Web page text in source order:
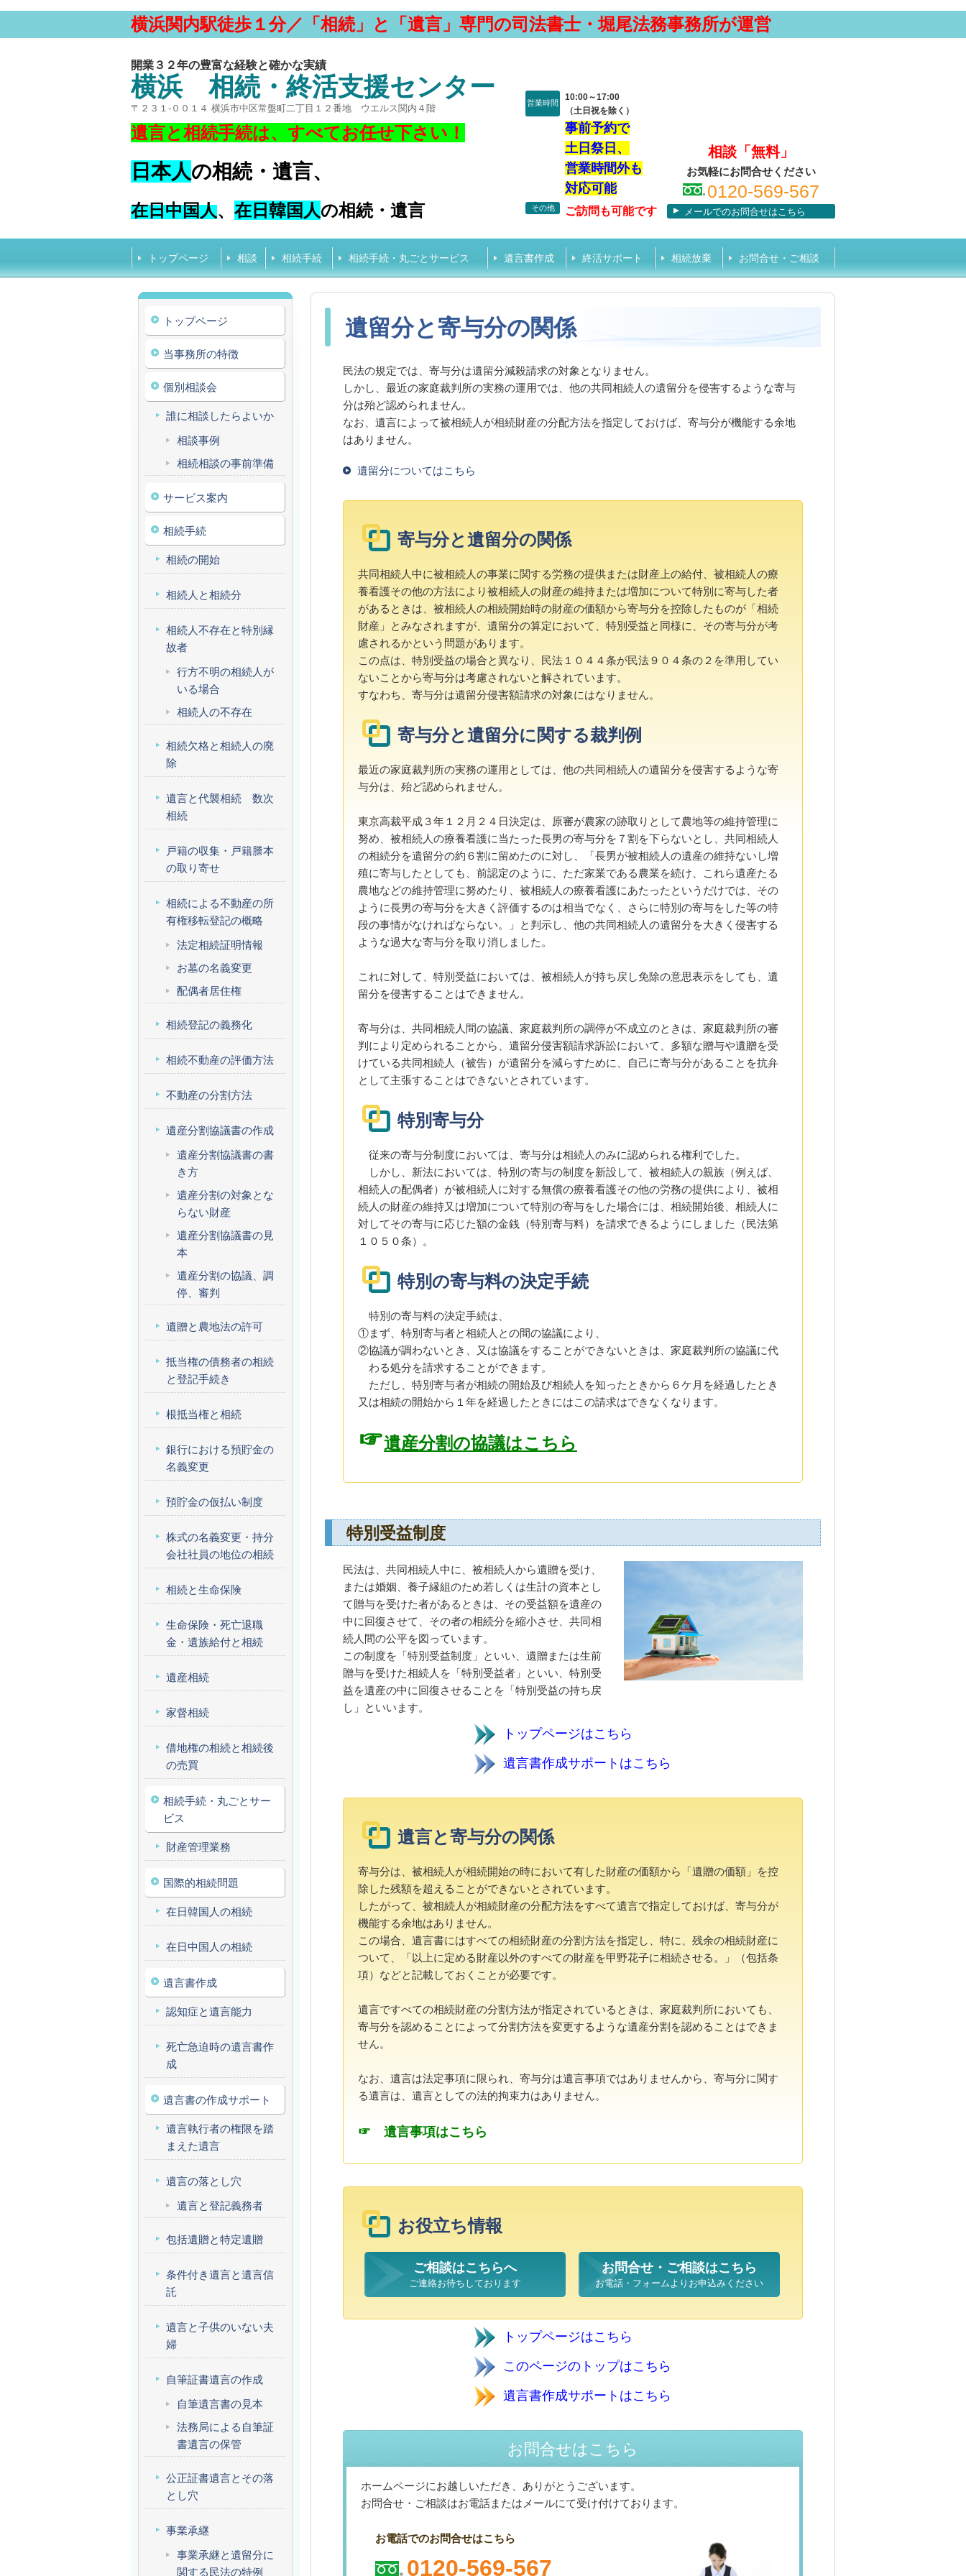
横浜関内駅徒歩１分／「相続」と「遺言」専門の司法書士・堀尾法務事務所が運営
開業３２年の豊富な経験と確かな実績
横浜 相続・終活支援センター
〒２３１-００１４ 横浜市中区常盤町二丁目１２番地 ウエルス関内４階
遺言と相続手続は、すべてお任せ下さい！
日本人の相続・遺言、
在日中国人、 在日韓国人の相続・遺言
営業時間
10:00～17:00
（土日祝を除く）
事前予約で
土日祭日、
営業時間外も
対応可能
その他 ご訪問も可能です
相談「無料」
お気軽にお問合せください
0120-569-567
メールでのお問合せはこちら
トップページ 相談 相続手続 相続手続・丸ごとサービス 遺言書作成 終活サポート 相続放棄 お問合せ・ご相談
遺留分と寄与分の関係
民法の規定では、寄与分は遺留分減殺請求の対象となりません。
しかし、最近の家庭裁判所の実務の運用では、他の共同相続人の遺留分を侵害するような寄与
分は殆ど認められません。
なお、遺言によって被相続人が相続財産の分配方法を指定しておけば、寄与分が機能する余地
はありません。
遺留分についてはこちら
寄与分と遺留分の関係
共同相続人中に被相続人の事業に関する労務の提供または財産上の給付、被相続人の療
養看護その他の方法により被相続人の財産の維持または増加について特別に寄与した者
があるときは、被相続人の相続開始時の財産の価額から寄与分を控除したものが「相続
財産」とみなされますが、遺留分の算定において、特別受益と同様に、その寄与分が考
慮されるかという問題があります。
この点は、特別受益の場合と異なり、民法１０４４条が民法９０４条の２を準用してい
ないことから寄与分は考慮されないと解されています。
すなわち、寄与分は遺留分侵害額請求の対象にはなりません。
寄与分と遺留分に関する裁判例
最近の家庭裁判所の実務の運用としては、他の共同相続人の遺留分を侵害するような寄
与分は、殆ど認められません。
東京高裁平成３年１２月２４日決定は、原審が農家の跡取りとして農地等の維持管理に
努め、被相続人の療養看護に当たった長男の寄与分を７割を下らないとし、共同相続人
の相続分を遺留分の約６割に留めたのに対し、「長男が被相続人の遺産の維持ないし増
殖に寄与したとしても、前認定のように、ただ家業である農業を続け、これら遺産たる
農地などの維持管理に努めたり、被相続人の療養看護にあたったというだけでは、その
ように長男の寄与分を大きく評価するのは相当でなく、さらに特別の寄与をした等の特
段の事情がなければならない。」と判示し、他の共同相続人の遺留分を大きく侵害する
ような過大な寄与分を取り消しました。
これに対して、特別受益においては、被相続人が持ち戻し免除の意思表示をしても、遺
留分を侵害することはできません。
寄与分は、共同相続人間の協議、家庭裁判所の調停が不成立のときは、家庭裁判所の審
判により定められることから、遺留分侵害額請求訴訟において、多額な贈与や遺贈を受
けている共同相続人（被告）が遺留分を減らすために、自己に寄与分があることを抗弁
として主張することはできないとされています。
特別寄与分
従来の寄与分制度においては、寄与分は相続人のみに認められる権利でした。
しかし、新法においては、特別の寄与の制度を新設して、被相続人の親族（例えば、
相続人の配偶者）が被相続人に対する無償の療養看護その他の労務の提供により、被相
続人の財産の維持又は増加について特別の寄与をした場合には、相続開始後、相続人に
対してその寄与に応じた額の金銭（特別寄与料）を請求できるようにしました（民法第
１０５０条）。
特別の寄与料の決定手続
特別の寄与料の決定手続は、
①まず、特別寄与者と相続人との間の協議により、
②協議が調わないとき、又は協議をすることができないときは、家庭裁判所の協議に代
わる処分を請求することができます。
ただし、特別寄与者が相続の開始及び相続人を知ったときから６ケ月を経過したとき
又は相続の開始から１年を経過したときにはこの請求はできなくなります。
☞遺産分割の協議はこちら
特別受益制度
民法は、共同相続人中に、被相続人から遺贈を受け、
または婚姻、養子縁組のため若しくは生計の資本とし
て贈与を受けた者があるときは、その受益額を遺産の
中に回復させて、その者の相続分を縮小させ、共同相
続人間の公平を図っています。
この制度を「特別受益制度」といい、遺贈または生前
贈与を受けた相続人を「特別受益者」といい、特別受
益を遺産の中に回復させることを「特別受益の持ち戻
し」といいます。
トップページはこちら
遺言書作成サポートはこちら
遺言と寄与分の関係
寄与分は、被相続人が相続開始の時において有した財産の価額から「遺贈の価額」を控
除した残額を超えることができないとされています。
したがって、被相続人が相続財産の分配方法をすべて遺言で指定しておけば、寄与分が
機能する余地はありません。
この場合、遺言書にはすべての相続財産の分割方法を指定し、特に、残余の相続財産に
ついて、「以上に定める財産以外のすべての財産を甲野花子に相続させる。」（包括条
項）などと記載しておくことが必要です。
遺言ですべての相続財産の分割方法が指定されているときは、家庭裁判所においても、
寄与分を認めることによって分割方法を変更するような遺産分割を認めることはできま
せん。
なお、遺言は法定事項に限られ、寄与分は遺言事項ではありませんから、寄与分に関す
る遺言は、遺言としての法的拘束力はありません。
☞ 遺言事項はこちら
お役立ち情報
ご相談はこちらへ
ご連絡お待ちしております
お問合せ・ご相談はこちら
お電話・フォームよりお申込みください
トップページはこちら
このページのトップはこちら
遺言書作成サポートはこちら
お問合せはこちら
ホームページにお越しいただき、ありがとうございます。
お問合せ・ご相談はお電話またはメールにて受け付けております。
お電話でのお問合せはこちら
0120-569-567
トップページ
当事務所の特徴
個別相談会
誰に相談したらよいか
相談事例
相続相談の事前準備
サービス案内
相続手続
相続の開始
相続人と相続分
相続人不存在と特別縁
故者
行方不明の相続人が
いる場合
相続人の不存在
相続欠格と相続人の廃
除
遺言と代襲相続 数次
相続
戸籍の収集・戸籍謄本
の取り寄せ
相続による不動産の所
有権移転登記の概略
法定相続証明情報
お墓の名義変更
配偶者居住権
相続登記の義務化
相続不動産の評価方法
不動産の分割方法
遺産分割協議書の作成
遺産分割協議書の書
き方
遺産分割の対象とな
らない財産
遺産分割協議書の見
本
遺産分割の協議、調
停、審判
遺贈と農地法の許可
抵当権の債務者の相続
と登記手続き
根抵当権と相続
銀行における預貯金の
名義変更
預貯金の仮払い制度
株式の名義変更・持分
会社社員の地位の相続
相続と生命保険
生命保険・死亡退職
金・遺族給付と相続
遺産相続
家督相続
借地権の相続と相続後
の売買
相続手続・丸ごとサー
ビス
財産管理業務
国際的相続問題
在日韓国人の相続
在日中国人の相続
遺言書作成
認知症と遺言能力
死亡急迫時の遺言書作
成
遺言書の作成サポート
遺言執行者の権限を踏
まえた遺言
遺言の落とし穴
遺言と登記義務者
包括遺贈と特定遺贈
条件付き遺言と遺言信
託
遺言と子供のいない夫
婦
自筆証書遺言の作成
自筆遺言書の見本
法務局による自筆証
書遺言の保管
公正証書遺言とその落
とし穴
事業承継
事業承継と遺留分に
関する民法の特例